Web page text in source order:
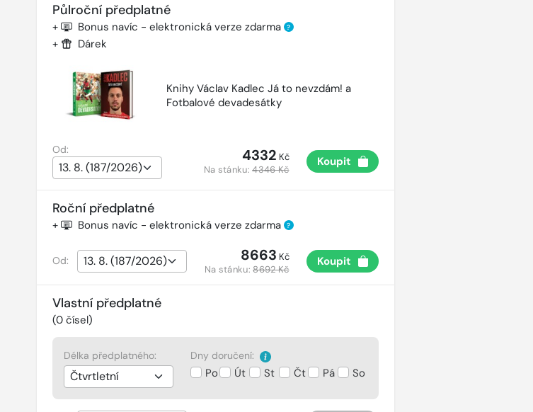
Půlroční předplatné
+ Bonus navíc - elektronická verze zdarma ?
+ Dárek
Knihy Václav Kadlec Já to nevzdám! a
Fotbalové devadesátky
Od: 4332 Kč
Na stánku:4346 Kč
Koupit
Roční předplatné
+ Bonus navíc - elektronická verze zdarma ?
Od: 8663 Kč
Na stánku:8692 Kč
Koupit
Vlastní předplatné
(0čísel)
Délka předplatného: Dny doručení:
Po Út St Čt Pá So